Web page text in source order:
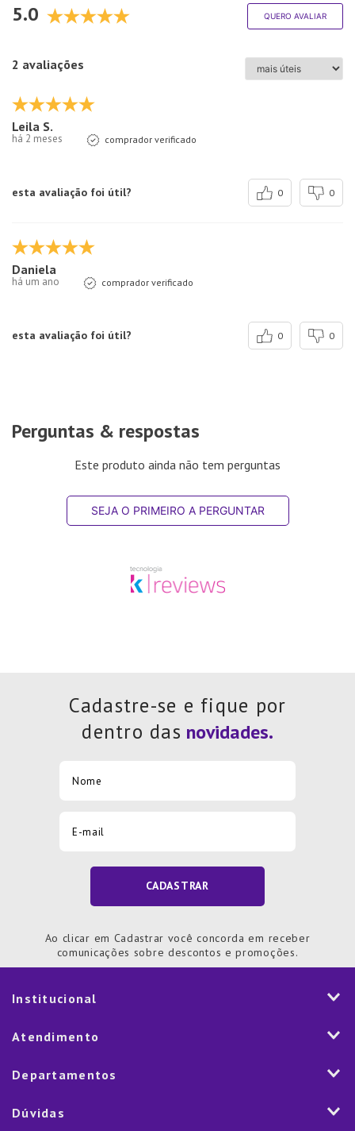
5.0
QUERO AVALIAR
2 avaliações
Leila S.
há 2 meses comprador verificado
esta avaliação foi útil? 0 0
Daniela
há um ano comprador verificado
esta avaliação foi útil? 0 0
Perguntas & respostas
Este produto ainda não tem perguntas
SEJA O PRIMEIRO A PERGUNTAR
Cadastre-se e fique por
dentro das
CADASTRAR
Ao clicar em Cadastrar você concorda em receber
comunicações sobre descontos e promoções.
Institucional
História
Nossas Lojas
Atendimento
Fale Conosco
Departamentos
Mesa
Dúvidas